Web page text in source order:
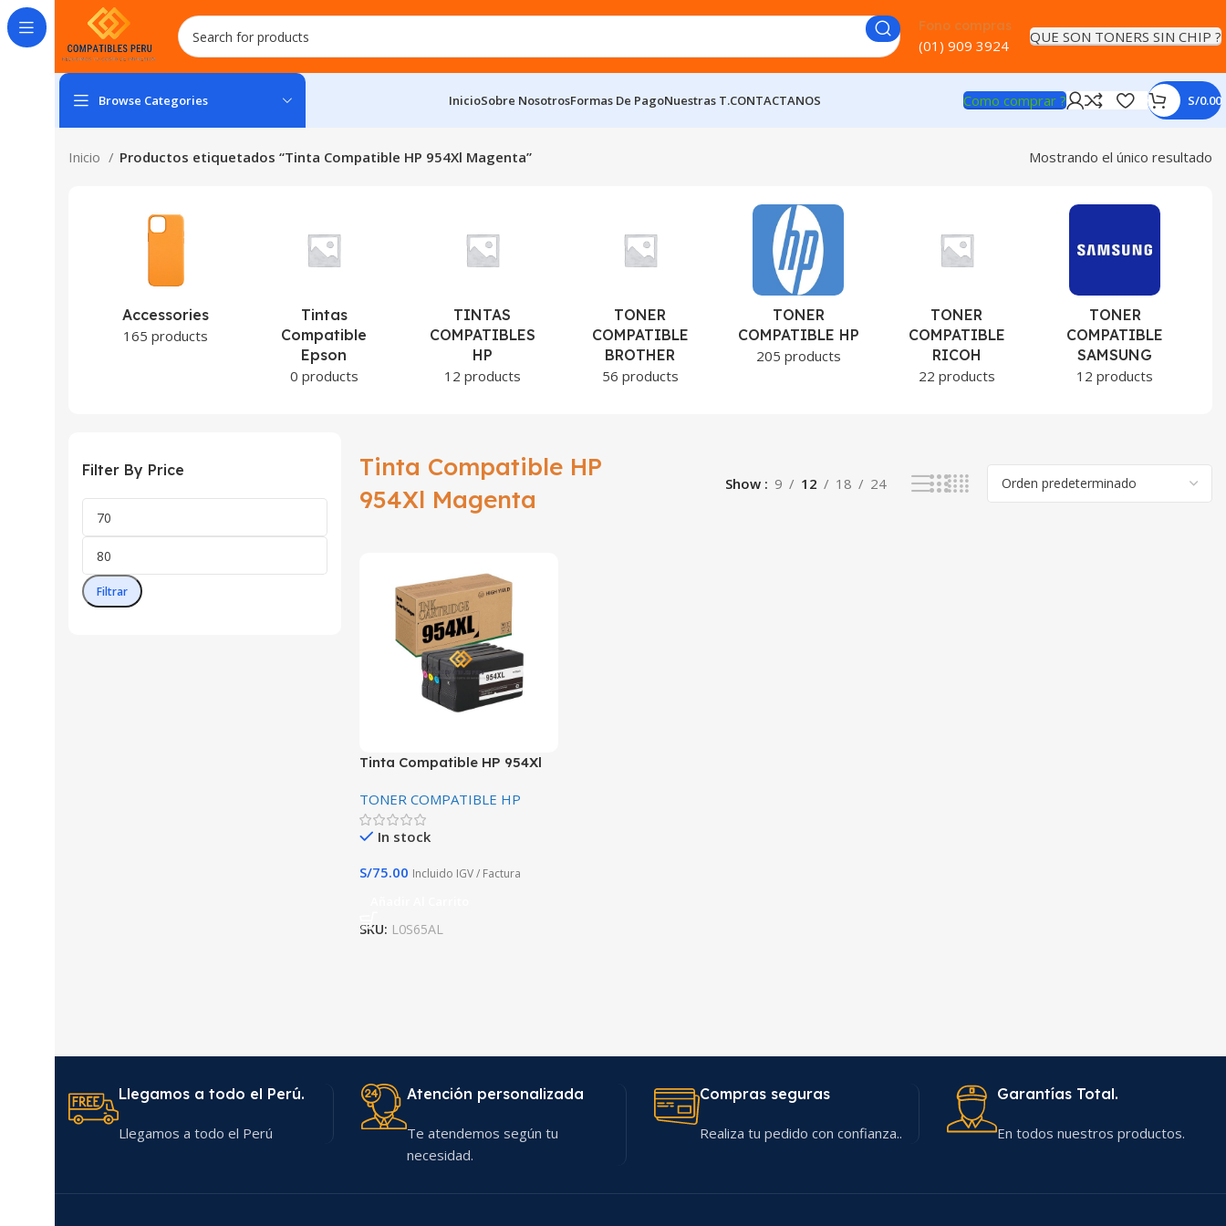
Fono compras
(01) 909 3924 QUE SON TONERS SIN CHIP ?
Browse Categories InicioSobre NosotrosFormas De PagoNuestras T.CONTACTANOS Como comprar ? S/0.00
Inicio Productos etiquetados “Tinta Compatible HP 954Xl Magenta” Mostrando el único resultado
Accessories
165 products
Tintas
Compatible
Epson
0 products
TINTAS
COMPATIBLES
HP
12 products
TONER
COMPATIBLE
BROTHER
56 products
TONER
COMPATIBLE HP
205 products
TONER
COMPATIBLE
RICOH
22 products
TONER
COMPATIBLE
SAMSUNG
12 products
Filter By Price
Filtrar
Tinta Compatible HP
954Xl Magenta
Show 9 12 18 24
Tinta Compatible HP 954Xl
Paginas Premium
TONER COMPATIBLE HP
In stock
S/75.00 Incluido IGV / Factura
SKU: L0S65AL
Llegamos a todo el Perú.
Llegamos a todo el Perú
Atención personalizada
Te atendemos según tu
necesidad.
Compras seguras
Realiza tu pedido con confianza..
Garantías Total.
En todos nuestros productos.